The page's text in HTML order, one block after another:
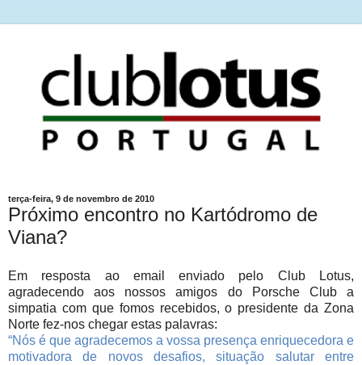
terça-feira, 9 de novembro de 2010
Próximo encontro no Kartódromo de
Viana?
Em resposta ao email enviado pelo Club Lotus,
agradecendo aos nossos amigos do Porsche Club a
simpatia com que fomos recebidos, o presidente da Zona
Norte fez-nos chegar estas palavras:
“Nós é que agradecemos a vossa presença enriquecedora e
motivadora de novos desafios, situação salutar entre